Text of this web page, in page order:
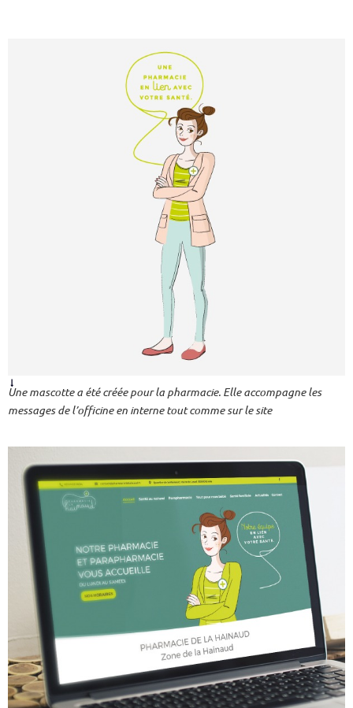
Une mascotte a été créée pour la pharmacie. Elle accompagne les
messages de l’officine en interne tout comme sur le site